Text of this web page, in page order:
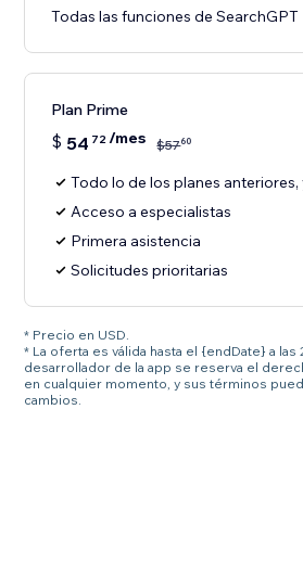
Todas las funciones de SearchGPT
Plan Prime
$ 54 72/mes $5760
Todo lo de los planes anteriores,
Acceso a especialistas
Primera asistencia
Solicitudes prioritarias
* Precio en USD.
* La oferta es válida hasta el {endDate} a las
desarrollador de la app se reserva el
en cualquier momento, y sus términos
cambios.